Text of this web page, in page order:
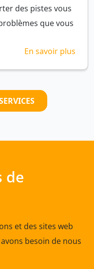
des pistes vous
que vous
En savoir plus
de
et des sites web
besoin de nous